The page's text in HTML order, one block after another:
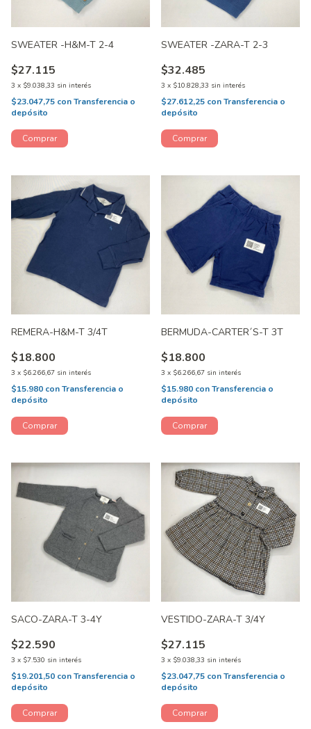
SWEATER -H&M-T 2-4
$27.115
3 x $9.038,33 sin interés
$23.047,75 conTransferencia o
depósito
SWEATER -ZARA-T 2-3
$32.485
3 x $10.828,33 sin interés
$27.612,25 conTransferencia o
depósito
REMERA-H&M-T 3/4T
$18.800
3 x $6.266,67 sin interés
$15.980 conTransferencia o
depósito
BERMUDA-CARTER´S-T 3T
$18.800
3 x $6.266,67 sin interés
$15.980 conTransferencia o
depósito
SACO-ZARA-T 3-4Y
$22.590
3 x $7.530 sin interés
$19.201,50 conTransferencia o
depósito
VESTIDO-ZARA-T 3/4Y
$27.115
3 x $9.038,33 sin interés
$23.047,75 conTransferencia o
depósito